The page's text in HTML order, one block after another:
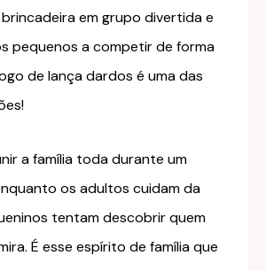
em grupo divertida e
pequenos a competir de forma
de lança dardos é uma das
a família toda durante um
os adultos cuidam da
tentam descobrir quem
É esse espírito de família que